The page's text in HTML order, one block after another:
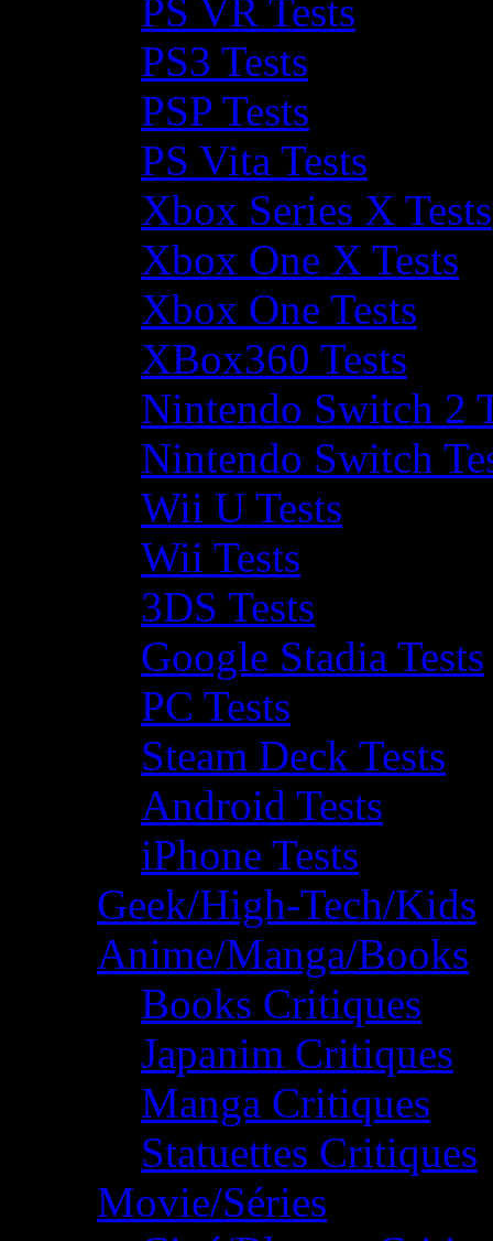
PS VR Tests
PS3 Tests
PSP Tests
PS Vita Tests
Xbox Series X Tests
Xbox One X Tests
Xbox One Tests
XBox360 Tests
Nintendo Switch 2
Nintendo Switch
Wii U Tests
Wii Tests
3DS Tests
Google Stadia Tests
PC Tests
Steam Deck Tests
Android Tests
iPhone Tests
Geek/High-Tech/Kids
Anime/Manga/Books
Books Critiques
Japanim Critiques
Manga Critiques
Statuettes Critiques
Movie/Séries